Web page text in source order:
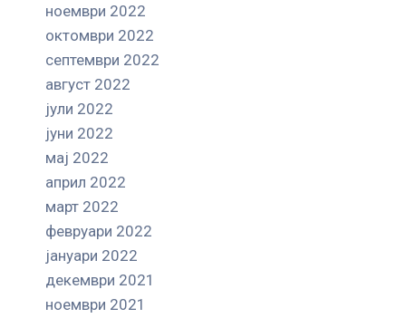
ноември 2022
октомври 2022
септември 2022
август 2022
јули 2022
јуни 2022
мај 2022
април 2022
март 2022
февруари 2022
јануари 2022
декември 2021
ноември 2021